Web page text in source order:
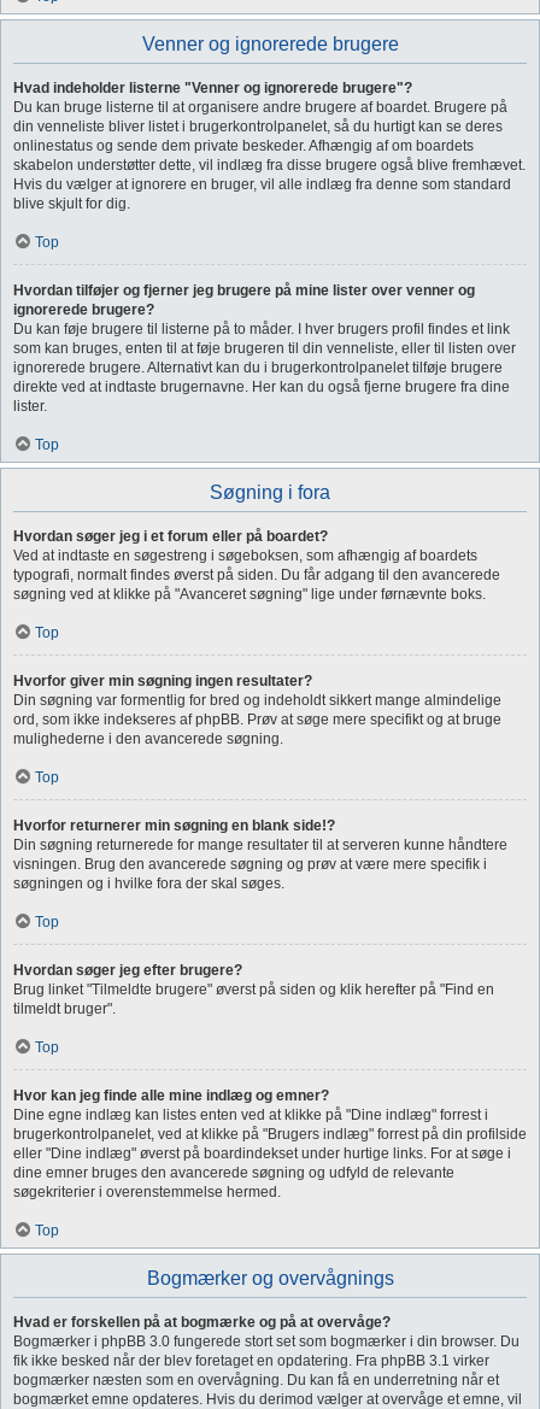
Venner og ignorerede brugere
Hvad indeholder listerne "Venner og ignorerede brugere"?
Du kan bruge listerne til at organisere andre brugere af boardet. Brugere på
din venneliste bliver listet i brugerkontrolpanelet, så du hurtigt kan se deres
onlinestatus og sende dem private beskeder. Afhængig af om boardets
skabelon understøtter dette, vil indlæg fra disse brugere også blive fremhævet.
Hvis du vælger at ignorere en bruger, vil alle indlæg fra denne som standard
blive skjult for dig.
Top
Hvordan tilføjer og fjerner jeg brugere på mine lister over venner og
ignorerede brugere?
Du kan føje brugere til listerne på to måder. I hver brugers profil findes et link
som kan bruges, enten til at føje brugeren til din venneliste, eller til listen over
ignorerede brugere. Alternativt kan du i brugerkontrolpanelet tilføje brugere
direkte ved at indtaste brugernavne. Her kan du også fjerne brugere fra dine
lister.
Top
Søgning i fora
Hvordan søger jeg i et forum eller på boardet?
Ved at indtaste en søgestreng i søgeboksen, som afhængig af boardets
typografi, normalt findes øverst på siden. Du får adgang til den avancerede
søgning ved at klikke på "Avanceret søgning" lige under førnævnte boks.
Top
Hvorfor giver min søgning ingen resultater?
Din søgning var formentlig for bred og indeholdt sikkert mange almindelige
ord, som ikke indekseres af phpBB. Prøv at søge mere specifikt og at bruge
mulighederne i den avancerede søgning.
Top
Hvorfor returnerer min søgning en blank side!?
Din søgning returnerede for mange resultater til at serveren kunne håndtere
visningen. Brug den avancerede søgning og prøv at være mere specifik i
søgningen og i hvilke fora der skal søges.
Top
Hvordan søger jeg efter brugere?
Brug linket "Tilmeldte brugere" øverst på siden og klik herefter på "Find en
tilmeldt bruger".
Top
Hvor kan jeg finde alle mine indlæg og emner?
Dine egne indlæg kan listes enten ved at klikke på "Dine indlæg" forrest i
brugerkontrolpanelet, ved at klikke på "Brugers indlæg" forrest på din profilside
eller "Dine indlæg" øverst på boardindekset under hurtige links. For at søge i
dine emner bruges den avancerede søgning og udfyld de relevante
søgekriterier i overenstemmelse hermed.
Top
Bogmærker og overvågnings
Hvad er forskellen på at bogmærke og på at overvåge?
Bogmærker i phpBB 3.0 fungerede stort set som bogmærker i din browser. Du
fik ikke besked når der blev foretaget en opdatering. Fra phpBB 3.1 virker
bogmærker næsten som en overvågning. Du kan få en underretning når et
bogmærket emne opdateres. Hvis du derimod vælger at overvåge et emne, vil